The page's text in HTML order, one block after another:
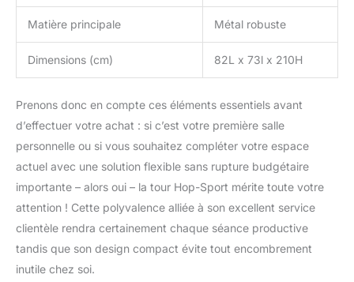
Matière principale Métal robuste
Dimensions (cm) 82L x 73l x 210H
Prenons donc en compte ces éléments essentiels avant
d’effectuer votre achat : si c’est votre première salle
personnelle ou si vous souhaitez compléter votre espace
actuel avec une solution flexible sans rupture budgétaire
importante – alors oui – la tour Hop-Sport mérite toute votre
attention ! Cette polyvalence alliée à son excellent service
clientèle rendra certainement chaque séance productive
tandis que son design compact évite tout encombrement
inutile chez soi.